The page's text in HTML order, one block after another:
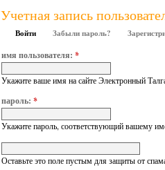
Учетная запись
Войти Забыли пароль?
имя пользователя: *
Укажите ваше имя на сайте Электронный
пароль: *
Укажите пароль, соответствующий вашему
Оставьте это поле пустым для защиты от